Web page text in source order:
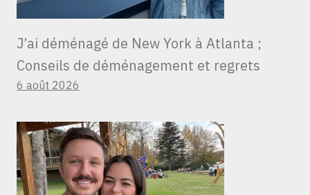
J’ai déménagé de New York à Atlanta ;
Conseils de déménagement et regrets
6 août 2026